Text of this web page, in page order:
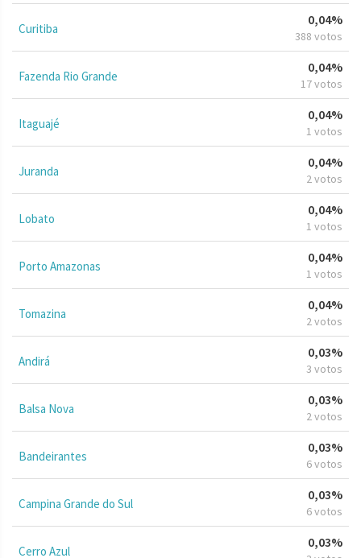
Curitiba
0,04%
388 votos
Fazenda Rio Grande
0,04%
17 votos
Itaguajé
0,04%
1 votos
Juranda
0,04%
2 votos
Lobato
0,04%
1 votos
Porto Amazonas
0,04%
1 votos
Tomazina
0,04%
2 votos
Andirá
0,03%
3 votos
Balsa Nova
0,03%
2 votos
Bandeirantes
0,03%
6 votos
Campina Grande do Sul
0,03%
6 votos
Cerro Azul
0,03%